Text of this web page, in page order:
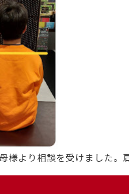
様より相談を受けました